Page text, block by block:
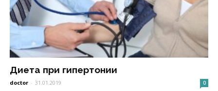
Диета при гипертонии
doctor - 31.01.2019 0